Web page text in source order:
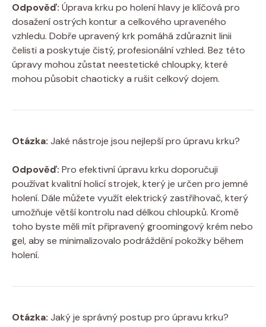
Odpověď: Úprava krku po holení hlavy je klíčová pro
dosažení ostrých kontur a celkového upraveného
vzhledu. Dobře upravený krk pomáhá zdůraznit linii
čelisti a poskytuje čistý, profesionální vzhled. Bez této
úpravy mohou zůstat neestetické chloupky, které
mohou působit chaoticky a rušit celkový dojem.
Otázka: Jaké nástroje jsou nejlepší pro úpravu krku?
Odpověď: Pro efektivní úpravu krku doporučuji
používat kvalitní holicí strojek, který je určen pro jemné
holení. Dále můžete využít elektrický zastřihovač, který
umožňuje větší kontrolu nad délkou chloupků. Kromě
toho byste měli mít připravený groomingový krém nebo
gel, aby se minimalizovalo podráždění pokožky během
holení.
Otázka: Jaký je správný postup pro úpravu krku?